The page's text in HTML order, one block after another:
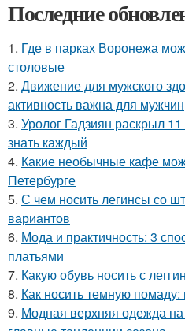
Последние
1. Где в парках Воронежа
столовые
2. Движение для мужского
активность важна для мужчин
3. Уролог Гадзиян раскрыл
знать каждый
4. Какие необычные кафе
Петербурге
5. С чем носить легинсы со
вариантов
6. Мода и практичность: 3
платьями
7. Какую обувь носить с
8. Как носить темную
9. Модная верхняя одежда